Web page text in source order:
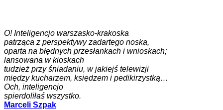
O! Inteligencjo warszasko-krakoska
patrząca z perspektywy zadartego noska,
oparta na błędnych przesłankach i wnioskach;
lansowana w kioskach
tudzież przy śniadaniu, w jakiejś telewizji
między kucharzem, księdzem i pedikirzystką…
Och, inteligencjo
spierdoliłaś wszystko.
Marceli Szpak